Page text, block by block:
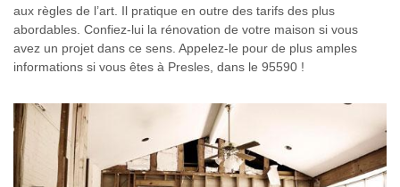
aux règles de l’art. Il pratique en outre des tarifs des plus
abordables. Confiez-lui la rénovation de votre maison si vous
avez un projet dans ce sens. Appelez-le pour de plus amples
informations si vous êtes à Presles, dans le 95590 !